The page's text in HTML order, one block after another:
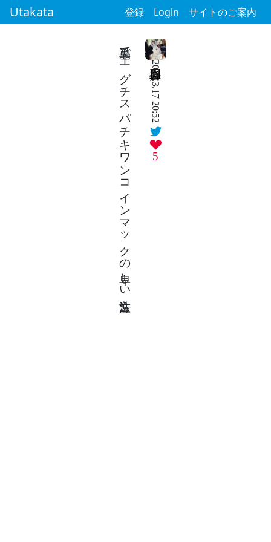
Utakata 登録 Login サイトのご案内
2025.3.17 20:52
5
単品でエグチスパチキワンコインマックの卑しい注文方法